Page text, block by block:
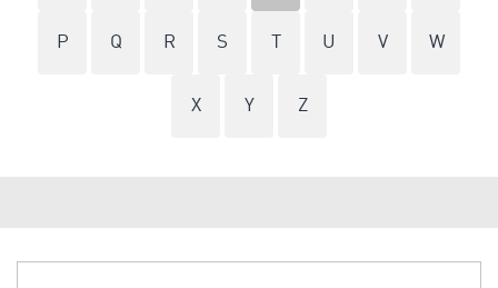
P Q R S U V W
X Y Z